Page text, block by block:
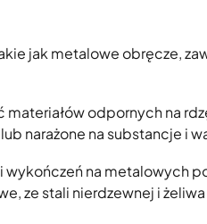
jak metalowe obręcze,
materiałów odpornych na
narażone na substancje i
na metalowych
ze stali nierdzewnej i